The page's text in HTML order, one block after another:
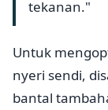
tekanan."
Untuk
nyeri sendi,
bantal